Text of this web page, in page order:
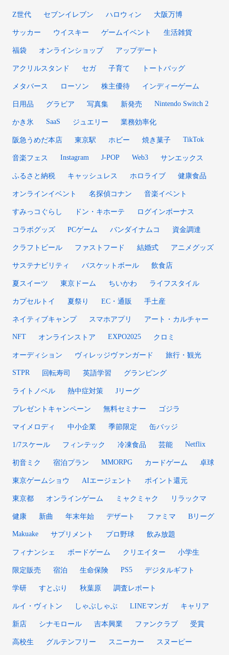
Z世代 セブンイレブン ハロウィン 大阪万博
サッカー ウイスキー ゲームイベント 生活雑貨
福袋 オンラインショップ アップデート
アクリルスタンド セガ 子育て トートバッグ
メタバース ローソン 株主優待 インディーゲーム
日用品 グラビア 写真集 新発売 Nintendo Switch 2
かき氷 SaaS ジュエリー 業務効率化
阪急うめだ本店 東京駅 ホビー 焼き菓子 TikTok
音楽フェス Instagram J-POP Web3 サンエックス
ふるさと納税 キャッシュレス ホロライブ 健康食品
オンラインイベント 名探偵コナン 音楽イベント
すみっコぐらし ドン・キホーテ ログインボーナス
コラボグッズ PCゲーム バンダイナムコ 資金調達
クラフトビール ファストフード 結婚式 アニメグッズ
サステナビリティ バスケットボール 飲食店
夏スイーツ 東京ドーム ちいかわ ライフスタイル
カプセルトイ 夏祭り EC・通販 手土産
ネイティブキャンプ スマホアプリ アート・カルチャー
NFT オンラインストア EXPO2025 クロミ
オーディション ヴィレッジヴァンガード 旅行・観光
STPR 回転寿司 英語学習 グランピング
ライトノベル 熱中症対策 Jリーグ
プレゼントキャンペーン 無料セミナー ゴジラ
マイメロディ 中小企業 季節限定 缶バッジ
1/7スケール フィンテック 冷凍食品 芸能 Netflix
初音ミク 宿泊プラン MMORPG カードゲーム 卓球
東京ゲームショウ AIエージェント ポイント還元
東京都 オンラインゲーム ミャクミャク リラックマ
健康 新曲 年末年始 デザート ファミマ Bリーグ
Makuake サプリメント プロ野球 飲み放題
フィナンシェ ボードゲーム クリエイター 小学生
限定販売 宿泊 生命保険 PS5 デジタルギフト
学研 すとぷり 秋葉原 調査レポート
ルイ・ヴィトン しゃぶしゃぶ LINEマンガ キャリア
新店 シナモロール 吉本興業 ファンクラブ 受賞
高校生 グルテンフリー スニーカー スヌーピー